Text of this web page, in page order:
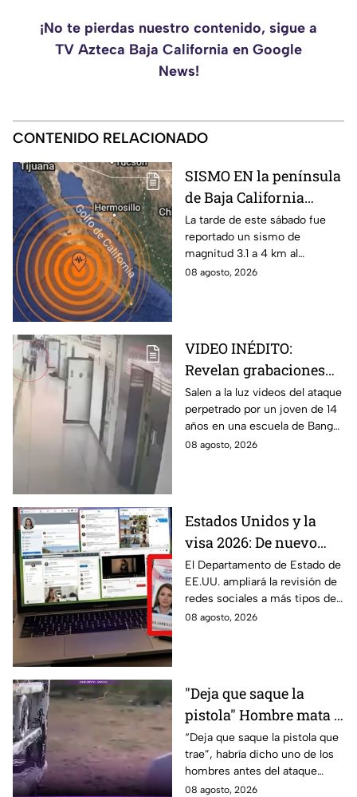
¡No te pierdas nuestro contenido, sigue a
TV Azteca Baja California en Google
News!
CONTENIDO RELACIONADO
SISMO EN la península
de Baja California
sacude San José del
Cabo
La tarde de este sábado fue
reportado un sismo de
magnitud 3.1 a 4 km al
noroeste de San José del
08 agosto, 2026
VIDEO INÉDITO:
Revelan grabaciones
del tiroteo escolar que
dejó múltiples víctimas
Salen a la luz videos del ataque
perpetrado por un joven de 14
años en una escuela de Bang
Kruai, Tailandia. El saldo es de
08 agosto, 2026
Estados Unidos y la
visa 2026: De nuevo
revisarán las redes
sociales de mexicanos
que viaje a este país
El Departamento de Estado de
EE.UU. ampliará la revisión de
redes sociales a más tipos de
visa, incluyendo a mexicanos
08 agosto, 2026
"Deja que saque la
pistola" Hombre mata a
padre y hiere a su hijo
por supuestamente
invadir un camino
“Deja que saque la pistola que
trae”, habría dicho uno de los
hombres antes del ataque
armado en Julimes, Chihuahua
08 agosto, 2026